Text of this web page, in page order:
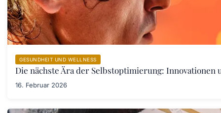
GESUNDHEIT UND WELLNESS
Die nächste Ära der Selbstoptimierung:
16. Februar 2026